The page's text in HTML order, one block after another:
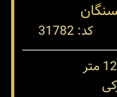
کد: 31782